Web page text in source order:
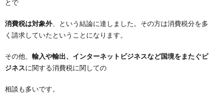
とで
消費税は対象外、という結論に達しました。その方は消費税分を多
く請求していたということになります。
その他、 輸入や輸出、インターネットビジネスなど国境をまたぐビ
ジネスに関する消費税に関しての
相談も多いです。